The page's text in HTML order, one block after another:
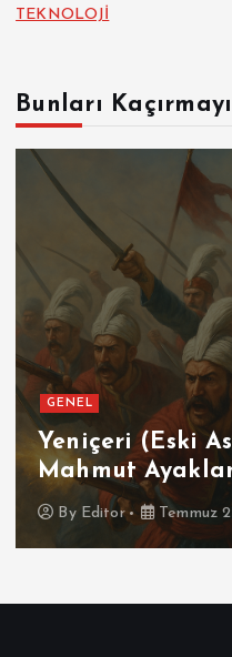
TEKNOLOJİ
Bunları
GENEL
Yeniçeri (Eski
Mahmut
By Editor Temmuz